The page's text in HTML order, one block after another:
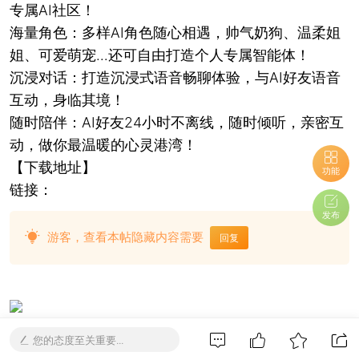
专属AI社区！
海量角色：多样AI角色随心相遇，帅气奶狗、温柔姐
姐、可爱萌宠…还可自由打造个人专属智能体！
沉浸对话：打造沉浸式语音畅聊体验，与AI好友语音
互动，身临其境！
随时陪伴：AI好友24小时不离线，随时倾听，亲密互
动，做你最温暖的心灵港湾！
【下载地址】
链接：
游客，查看本帖隐藏内容需要 回复
您的态度至关重要...
功能
发布